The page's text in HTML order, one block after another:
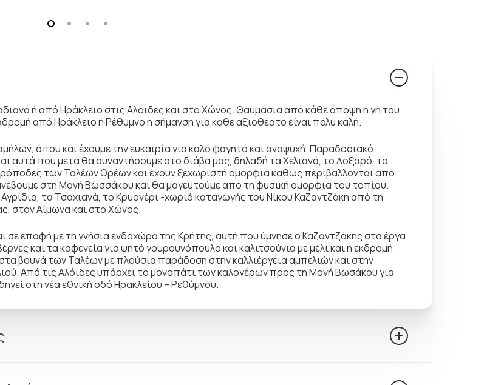
ή από Ηράκλειο στις Αλόιδες και στο Χώνος. Θαυµάσια από κάθε άποψη η γη του
από Ηράκλειο ή Ρέθυµνο η σήµανση για κάθε αξιοθέατο είναι πολύ καλή.
όπου και έχουµε την ευκαιρία για καλό φαγητό και αναψυχή. Παραδοσιακό
αυτά που µετά θα συναντήσουµε στο διάβα µας, δηλαδή τα Χελιανά, το ∆οξαρό, το
των Ταλέων Ορέων και έχουν ξεχωριστή οµορφιά καθώς περιβάλλονται από
στη Μονή Βωσσάκου και θα µαγευτούµε από τη φυσική οµορφιά του τοπίου.
τα Τσαχιανά, το Κρυονέρι -χωριό καταγωγής του Νίκου Καζαντζάκη από τη
στον Αΐµωνα και στο Χώνος.
σε επαφή µε τη γνήσια ενδοχώρα της Κρήτης, αυτή που ύµνησε ο Καζαντζάκης στα έργα
και τα καφενεία για ψητό γουρουνόπουλο και καλιτσούνια µε µέλι και η εκδροµή
βουνά των Ταλέων µε πλούσια παράδοση στην καλλιέργεια αµπελιών και στην
Από τις Αλόιδες υπάρχει το µονοπάτι των καλογέρων προς τη Μονή Βωσάκου για
στη νέα εθνική οδό Ηρακλείου – Ρεθύµνου.
παρακάτω και να επισκεφθούµε την Κάτω Βρύση Γαράζου. Περιοχή ιδιαίτερου